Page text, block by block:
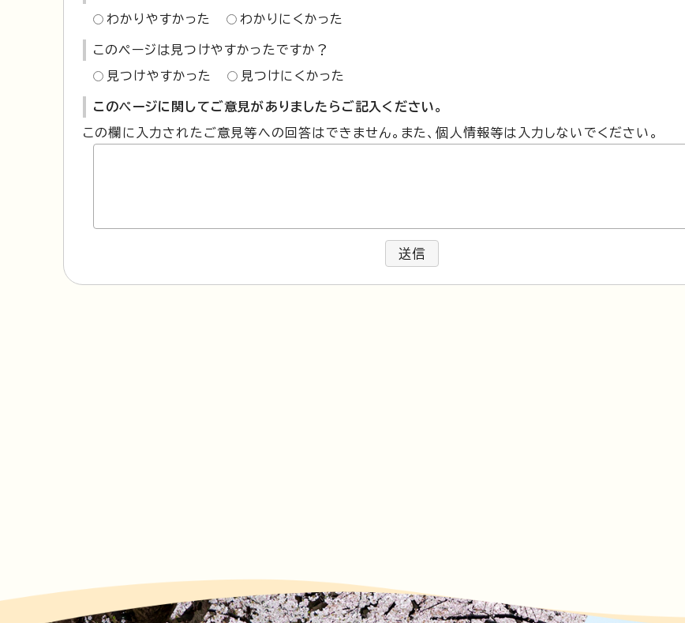
わかりやすかった わかりにくかった
このページは見つけやすかったですか？
見つけやすかった 見つけにくかった
このページに関してご意見がありましたらご記入ください。
この欄に入力されたご意見等への回答はできません。また、個人情報等は入力しないでください。
送信